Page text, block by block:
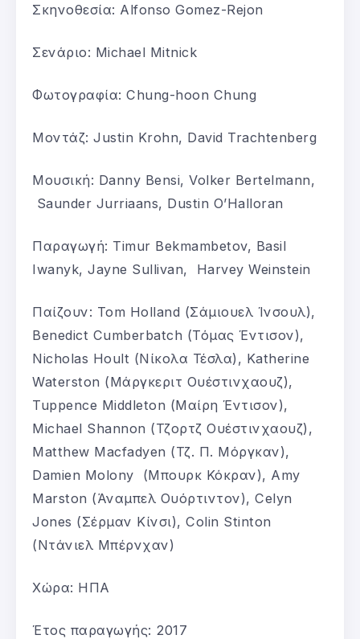
Σκηνοθεσία: Alfonso Gomez-Rejon
Σενάριο: Michael Mitnick
Φωτογραφία: Chung-hoon Chung
Μοντάζ: Justin Krohn, David Trachtenberg
Μουσική: Danny Bensi, Volker Bertelmann,
Saunder Jurriaans, Dustin O’Halloran
Παραγωγή: Timur Bekmambetov, Basil
Iwanyk, Jayne Sullivan, Harvey Weinstein
Παίζουν: Tom Holland (Σάμιουελ Ίνσουλ),
Benedict Cumberbatch (Τόμας Έντισον),
Nicholas Hoult (Νίκολα Τέσλα), Katherine
Waterston (Μάργκεριτ Ουέστινχαουζ),
Tuppence Middleton (Μαίρη Έντισον),
Michael Shannon (Τζορτζ Ουέστινχαουζ),
Matthew Macfadyen (Τζ. Π. Μόργκαν),
Damien Molony (Μπουρκ Κόκραν), Amy
Marston (Άναμπελ Ουόρτιντον), Celyn
Jones (Σέρμαν Κίνσι), Colin Stinton
(Ντάνιελ Μπέρνχαν)
Χώρα: ΗΠΑ
Έτος παραγωγής: 2017